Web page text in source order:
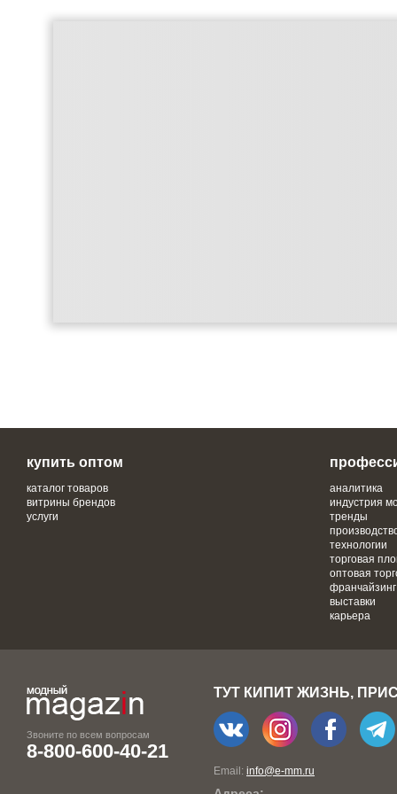
купить оптом
каталог товаров
витрины брендов
услуги
аналитика
индустрия
тренды
технологии
торговая
оптовая
франчайзинг
выставки
карьера
Звоните по всем вопросам
8-800-600-40-21
ТУТ КИПИТ ЖИЗНЬ,
Email: info@e-mm.ru